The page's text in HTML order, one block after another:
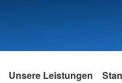
Unsere Leistungen